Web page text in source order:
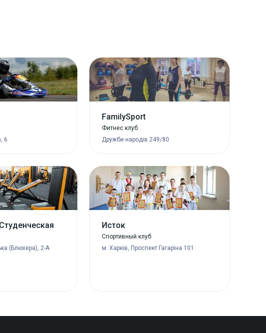
6
FamilySport
Фитнес клуб
Дружби народів 249/80
(Блюхера), 2-А
Исток
Спортивный клуб
м. Харків, Проспект Гагаріна 101